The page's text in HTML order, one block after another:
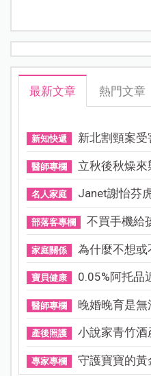
最新文章 熱門文章
新知快遞 新北割頸案受
醫師專欄 立秋後秋燥來
名人家庭 Janet謝怡芬
部落客專欄 不買手機給
家庭關係 為什麼不想或
寶貝健康 0.05%阿托品
醫師專欄 晚婚晚育是無
產後照護 小說家青竹酒
專家專欄 守護寶寶的黃